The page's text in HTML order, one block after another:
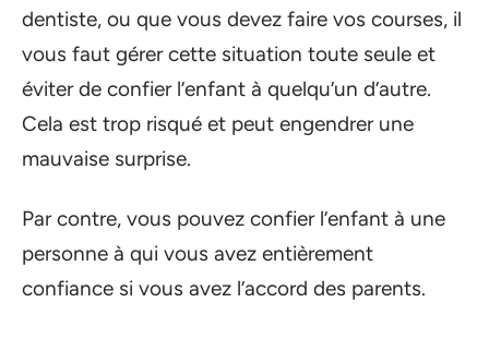
dentiste, ou que vous devez faire vos courses, il
vous faut gérer cette situation toute seule et
éviter de confier l’enfant à quelqu’un d’autre.
Cela est trop risqué et peut engendrer une
mauvaise surprise.
Par contre, vous pouvez confier l’enfant à une
personne à qui vous avez entièrement
confiance si vous avez l’accord des parents.